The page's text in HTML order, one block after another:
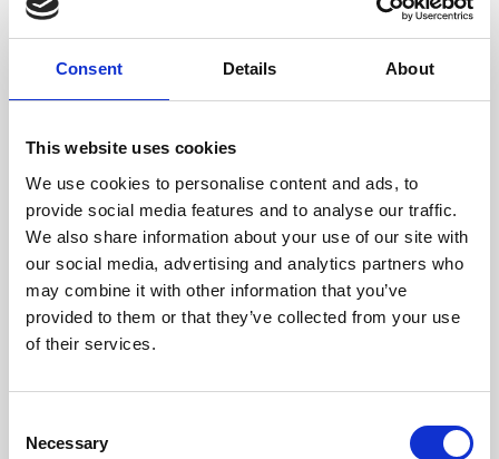
Consent Details About
This website uses cookies
We use cookies to personalise content and ads, to
provide social media features and to analyse our traffic.
We also share information about your use of our site with
our social media, advertising and analytics partners who
may combine it with other information that you’ve
provided to them or that they’ve collected from your use
of their services.
Selection
Necessary
11 x 8,5 x 2 cm (l x a x p)